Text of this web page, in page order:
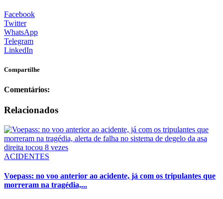
Facebook
Twitter
WhatsApp
Telegram
LinkedIn
Compartilhe
Comentários:
Relacionados
ACIDENTES
Voepass: no voo anterior ao acidente, já com os tripulantes que
morreram na tragédia,...